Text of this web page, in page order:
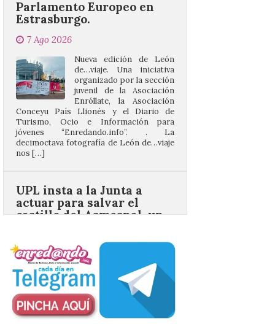
Nueva edición de León
de…viaje. Una iniciativa
Enróllate, la Asociación
Conceyu País Llionés y el Diario de
Turismo, Ocio e Información para
jóvenes “Enredando.info”. . La
decimoctava fotografía de León de…viaje
nos […]
UPL insta a la Junta a
actuar para salvar el
BIC en estado de ruina
7 Ago 2026
desde 1949. Los
procuradores leonesistas
plantean que la Junta
contacte cuanto antes con los
propietarios para exigirles medidas
inmediatas que frenen el deterioro y el
riesgo de colapso. Los procuradores de
Unión del Pueblo […]